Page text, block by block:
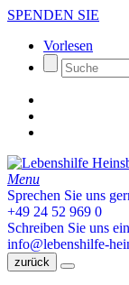
SPENDEN SIE
Vorlesen
Menu
Sprechen Sie uns
+49 24 52 969 0
Schreiben Sie uns
info@lebenshilfe-
zurück